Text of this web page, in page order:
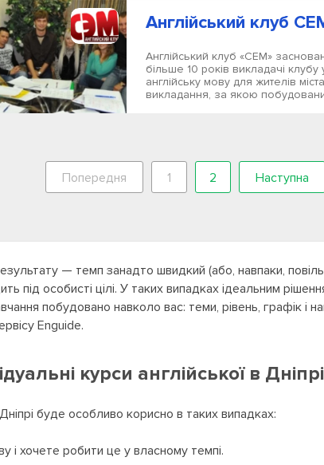
— темп занадто швидкий (або, навпаки,
під особисті цілі. У таких випадках ідеальним
побудовано навколо вас: теми, рівень, графік і
Enguide.
курси англійської в Дніпрі
буде особливо корисно в таких випадках:
і хочете робити це у власному темпі.
Англійський клуб
Англійський клуб «СЕМ»
більше 10 років викладачі
англійську мову для жителів
викладання, за якою
Попередня 1 2 Наступна